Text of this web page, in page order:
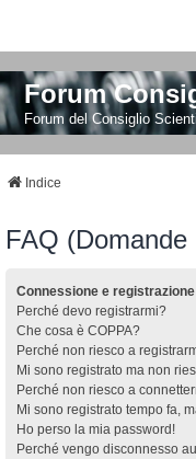
Forum
Forum del Consiglio
Indice
FAQ (Domande
Connessione e registrazione
Perché devo registrarmi?
Che cosa è COPPA?
Perché non riesco a
Mi sono registrato ma non
Perché non riesco a
Mi sono registrato tempo fa,
Ho perso la mia password!
Perché vengo disconnesso